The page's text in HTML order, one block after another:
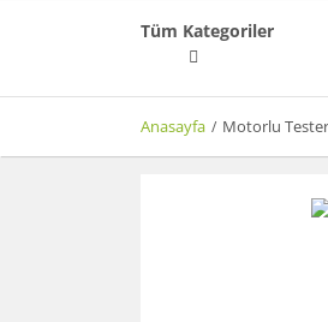
Tüm Kategoriler
Anasayfa Motorlu